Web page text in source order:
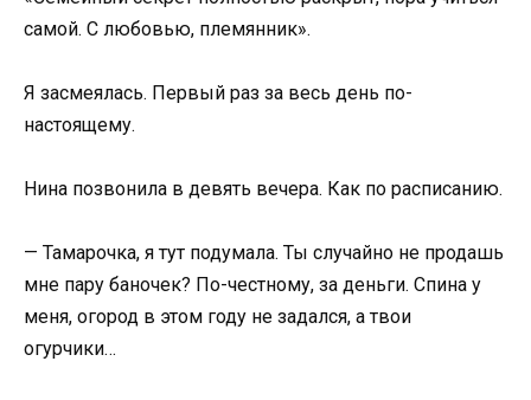
самой. С любовью, племянник».
Я засмеялась. Первый раз за весь день по-
настоящему.
Нина позвонила в девять вечера. Как по расписанию.
— Тамарочка, я тут подумала. Ты случайно не продашь
мне пару баночек? По-честному, за деньги. Спина у
меня, огород в этом году не задался, а твои
огурчики…